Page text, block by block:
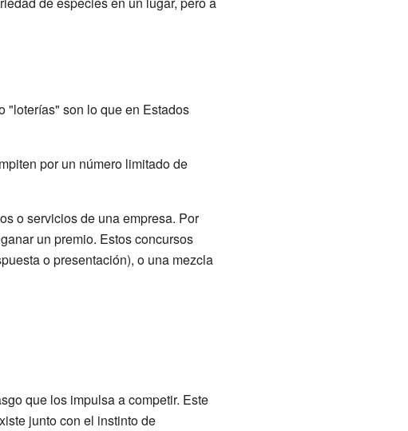
"loterías" son lo que en Estados
por un número limitado de
o servicios de una empresa. Por
un premio. Estos concursos
o presentación), o una mezcla
que los impulsa a competir. Este
junto con el instinto de